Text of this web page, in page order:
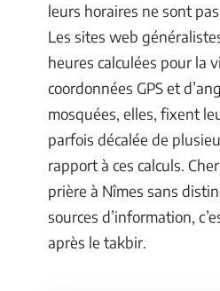
leurs horaires ne sont
Les sites web
heures calculées pour la
coordonnées GPS et
mosquées, elles, fixent
parfois décalée de
rapport à ces calculs.
prière à Nîmes sans
sources d’information,
après le takbir.